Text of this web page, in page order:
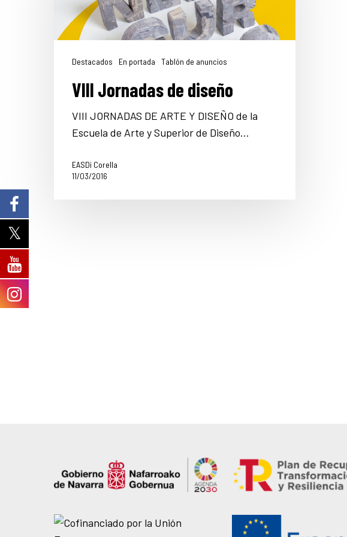
Destacados En portada Tablón de anuncios
VIII Jornadas de diseño
VIII JORNADAS DE ARTE Y DISEÑO de la
Escuela de Arte y Superior de Diseño…
EASDi Corella
11/03/2016